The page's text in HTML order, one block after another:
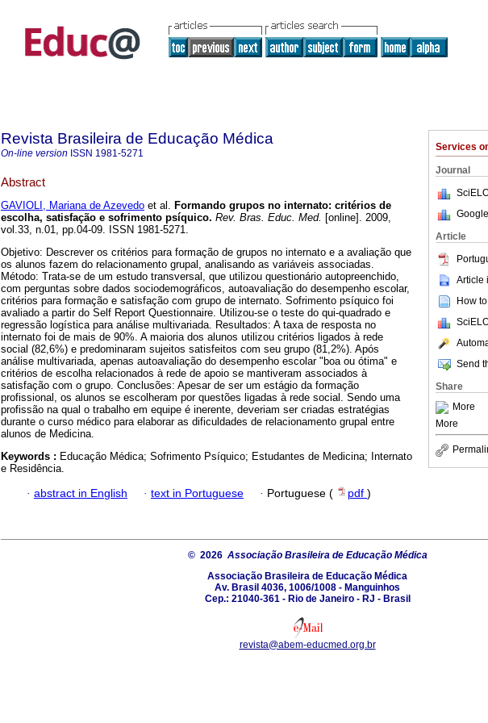
Services
Journal
Article
Article
How
Send
Share
More
More
Revista Brasileira de Educação Médica
On-line version ISSN 1981-5271
Abstract
GAVIOLI, Mariana de Azevedo et al. Formando grupos no internato: critérios de
escolha, satisfação e sofrimento psíquico. Rev. Bras. Educ. Med. [online]. 2009,
vol.33, n.01, pp.04-09. ISSN 1981-5271.
Objetivo: Descrever os critérios para formação de grupos no internato e a avaliação que
os alunos fazem do relacionamento grupal, analisando as variáveis associadas.
Método: Trata-se de um estudo transversal, que utilizou questionário autopreenchido,
com perguntas sobre dados sociodemográficos, autoavaliação do desempenho escolar,
critérios para formação e satisfação com grupo de internato. Sofrimento psíquico foi
avaliado a partir do Self Report Questionnaire. Utilizou-se o teste do qui-quadrado e
regressão logística para análise multivariada. Resultados: A taxa de resposta no
internato foi de mais de 90%. A maioria dos alunos utilizou critérios ligados à rede
social (82,6%) e predominaram sujeitos satisfeitos com seu grupo (81,2%). Após
análise multivariada, apenas autoavaliação do desempenho escolar "boa ou ótima" e
critérios de escolha relacionados à rede de apoio se mantiveram associados à
satisfação com o grupo. Conclusões: Apesar de ser um estágio da formação
profissional, os alunos se escolheram por questões ligadas à rede social. Sendo uma
profissão na qual o trabalho em equipe é inerente, deveriam ser criadas estratégias
durante o curso médico para elaborar as dificuldades de relacionamento grupal entre
alunos de Medicina.
Keywords : Educação Médica; Sofrimento Psíquico; Estudantes de Medicina; Internato
e Residência.
· abstract in English · text in Portuguese · Portuguese ( pdf )
© 2026 Associação Brasileira de Educação Médica
Associação Brasileira de Educação Médica
Av. Brasil 4036, 1006/1008 - Manguinhos
Cep.: 21040-361 - Rio de Janeiro - RJ - Brasil
revista@abem-educmed.org.br